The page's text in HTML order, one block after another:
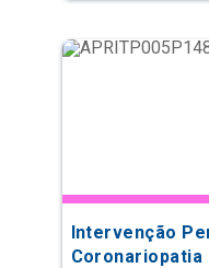
Intervenção
Coronariopatia